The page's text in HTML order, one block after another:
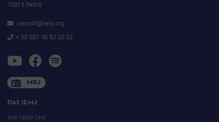
75013 PARIS
contact@iemj.org
+ 33 (0)1 45 82 20 52
MRJ
DAS IEMJ
WIR ÜBER UNS